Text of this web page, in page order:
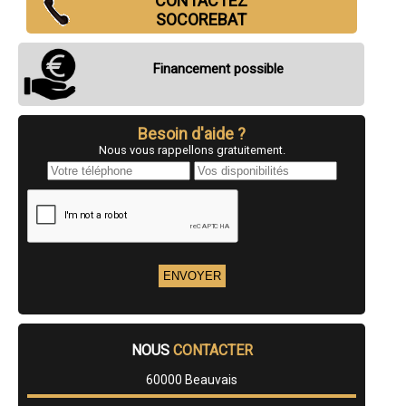
- Entreprise d'isolation par insufflation à Breteuil
- Entreprise d'isolation par insufflation à Bresles
- Entreprise d'isolation par insufflation à Laigneville
- Entreprise d'isolation par insufflation à Ribécourt-Dreslincourt
- Entreprise d'isolation par insufflation à Coye-la-Forêt
- Entreprise d'isolation par insufflation à Verberie
- Entreprise d'isolation par insufflation à Bornel
- Entreprise d'isolation par insufflation à Estrées-Saint-Denis
- Entreprise d'isolation par insufflation à Cires-lès-Mello
- Entreprise d'isolation par insufflation à Choisy-au-Bac
- Entreprise d'isolation par insufflation à Orry-la-Ville
- Entreprise d'isolation par insufflation à Nanteuil-le-Haudouin
- Entreprise d'isolation par insufflation à Précy-sur-Oise
- Entreprise d'isolation par insufflation à Le Plessis-Belleville
- Entreprise d'isolation par insufflation à Grandvilliers
- Entreprise d'isolation par insufflation à Pontpoint
- Entreprise d'isolation par insufflation à Bury
- Entreprise d'isolation par insufflation à Agnetz
- Entreprise d'isolation par insufflation à Auneuil
SOCOREBAT
Financement possible
Besoin d'aide ?
Nous vous rappellons gratuitement.
NOUS CONTACTER
60000 Beauvais